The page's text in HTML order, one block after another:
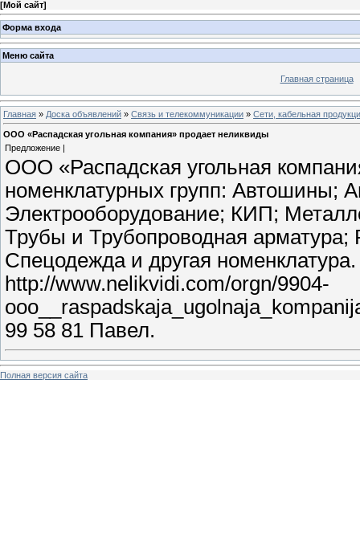
[Мой сайт]
Форма входа
Меню сайта
Главная страница
Главная » Доска объявлений » Связь и телекоммуникации » Сети, кабельная
ООО «Распадская угольная компания» продает неликвиды
Предложение |
ООО «Распадская угольная
номенклатурных групп: Автошины;
Электрооборудование; КИП;
Трубы и Трубопроводная
Спецодежда и другая
http://www.nelikvidi.com/orgn/9904-
99 58 81 Павел.
Полная версия сайта